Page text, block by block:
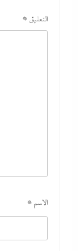
التعليق *
الاسم *
على حساب نظيره